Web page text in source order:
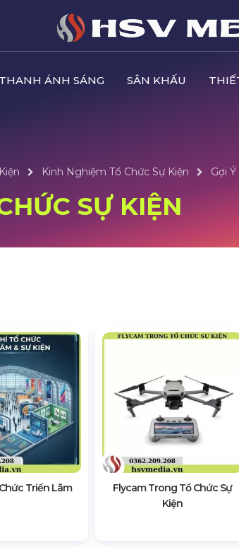
ÁNH SÁNG SÂN KHẤU
Kinh Nghiệm Tổ Chức Sự Kiện Gợi
SỰ KIỆN
Triển Lãm
Flycam Trong Tổ Chức Sự
Kiện